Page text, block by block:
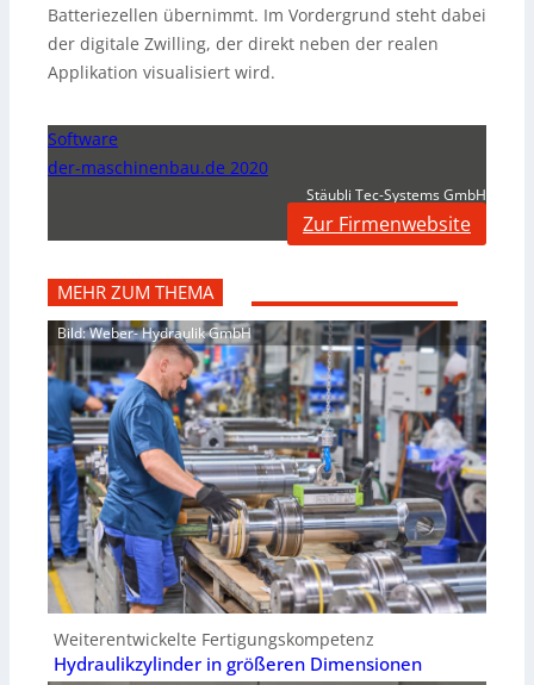
Batteriezellen übernimmt. Im Vordergrund steht dabei
der digitale Zwilling, der direkt neben der realen
Applikation visualisiert wird.
Software
der-maschinenbau.de 2020
Stäubli Tec-Systems GmbH
Zur Firmenwebsite
MEHR ZUM THEMA
Bild: Weber- Hydraulik GmbH
Weiterentwickelte Fertigungskompetenz
Hydraulikzylinder in größeren Dimensionen